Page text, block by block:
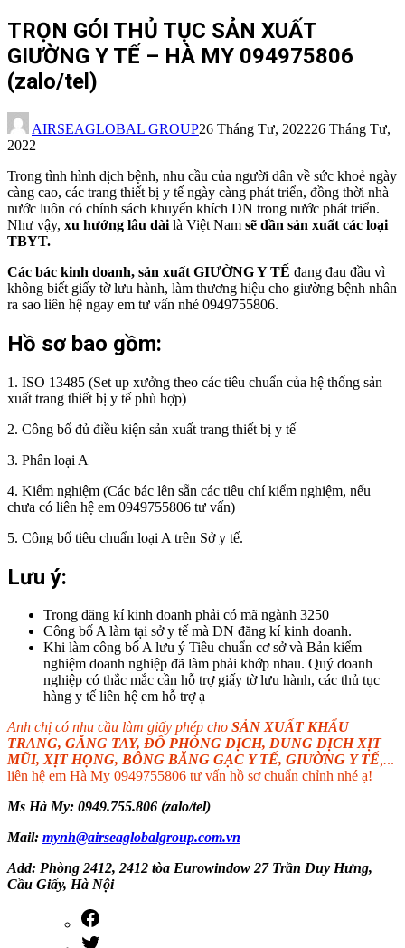
TRỌN GÓI THỦ TỤC SẢN XUẤT
GIƯỜNG Y TẾ – HÀ MY 094975806
(zalo/tel)
AIRSEAGLOBAL GROUP26 Tháng Tư, 202226 Tháng Tư,
2022
Trong tình hình dịch bệnh, nhu cầu của người dân về sức khoẻ ngày
càng cao, các trang thiết bị y tế ngày càng phát triển, đồng thời nhà
nước luôn có chính sách khuyến khích DN trong nước phát triển.
Như vậy, xu hướng lâu dài là Việt Nam sẽ dần sản xuất các loại
TBYT.
Các bác kinh doanh, sản xuất GIƯỜNG Y TẾ đang đau đầu vì
không biết giấy tờ lưu hành, làm thương hiệu cho giường bệnh nhân
ra sao liên hệ ngay em tư vấn nhé 0949755806.
Hồ sơ bao gồm:
1. ISO 13485 (Set up xưởng theo các tiêu chuẩn của hệ thống sản
xuất trang thiết bị y tế phù hợp)
2. Công bố đủ điều kiện sản xuất trang thiết bị y tế
3. Phân loại A
4. Kiểm nghiệm (Các bác lên sẵn các tiêu chí kiểm nghiệm, nếu
chưa có liên hệ em 0949755806 tư vấn)
5. Công bố tiêu chuẩn loại A trên Sở y tế.
Lưu ý:
Trong đăng kí kinh doanh phải có mã ngành 3250
Công bố A làm tại sở y tế mà DN đăng kí kinh doanh.
Khi làm công bố A lưu ý Tiêu chuẩn cơ sở và Bản kiểm
nghiệm doanh nghiệp đã làm phải khớp nhau. Quý doanh
nghiệp có thắc mắc cần hỗ trợ giấy tờ lưu hành, các thủ tục
hàng y tế liên hệ em hỗ trợ ạ
Anh chị có nhu cầu làm giấy phép cho SẢN XUẤT KHẨU
TRANG, GĂNG TAY, ĐỒ PHÒNG DỊCH, DUNG DỊCH XỊT
MŨI, XỊT HỌNG, BÔNG BĂNG GẠC Y TẾ, GIƯỜNG Y TẾ,...
liên hệ em Hà My 0949755806 tư vấn hồ sơ chuẩn chỉnh nhé ạ!
Ms Hà My: 0949.755.806 (zalo/tel)
Mail: mynh@airseaglobalgroup.com.vn
Add: Phòng 2412, 2412 tòa Eurowindow 27 Trần Duy Hưng,
Cầu Giấy, Hà Nội